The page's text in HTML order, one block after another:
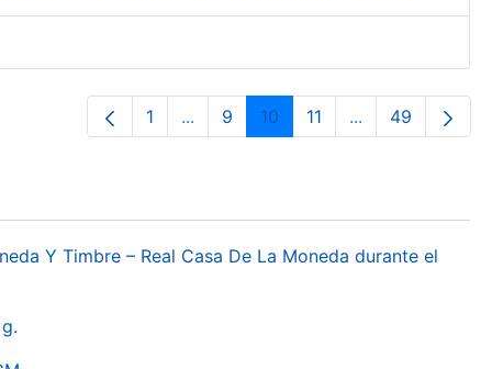
Páxina
1 ...Páxinas intermedias Use pestaña
Páxina
9 Páxina
10 Páxina
11 ...PáxinasPáxina
49
Y Timbre – Real Casa De La Moneda durante el